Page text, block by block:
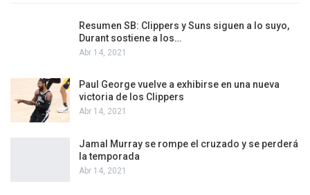
Resumen SB: Clippers y Suns siguen a lo suyo,
Durant sostiene a los…
Abr 14, 2021
Paul George vuelve a exhibirse en una nueva
victoria de los Clippers
Abr 14, 2021
Jamal Murray se rompe el cruzado y se perderá
la temporada
Abr 14, 2021